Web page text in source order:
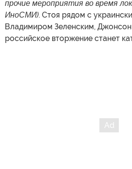
прочие мероприятия во время
ИноСМИ). Стоя рядом с
Владимиром Зеленским, Джонсон
российское вторжение станет